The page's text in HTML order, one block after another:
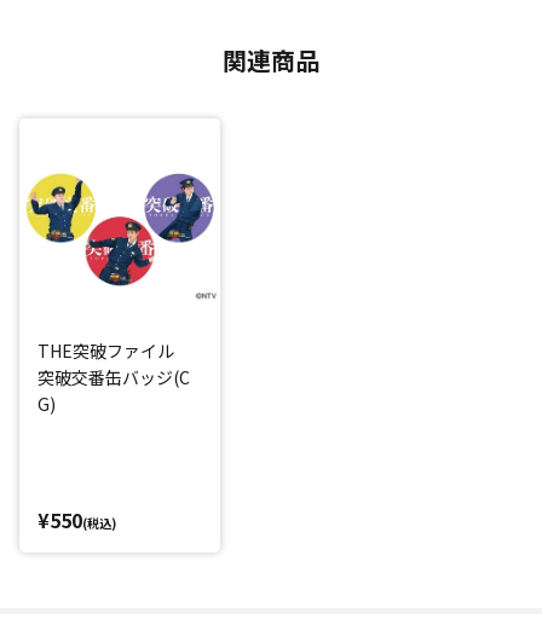
関連商品
THE突破ファイル
突破交番缶バッジ(C
G)
¥550(税込)